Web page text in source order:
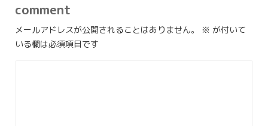
comment
メールアドレスが公開されることはありません。 ※ が付いて
いる欄は必須項目です